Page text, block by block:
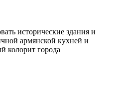
исторические здания и
армянской кухней и
колорит города